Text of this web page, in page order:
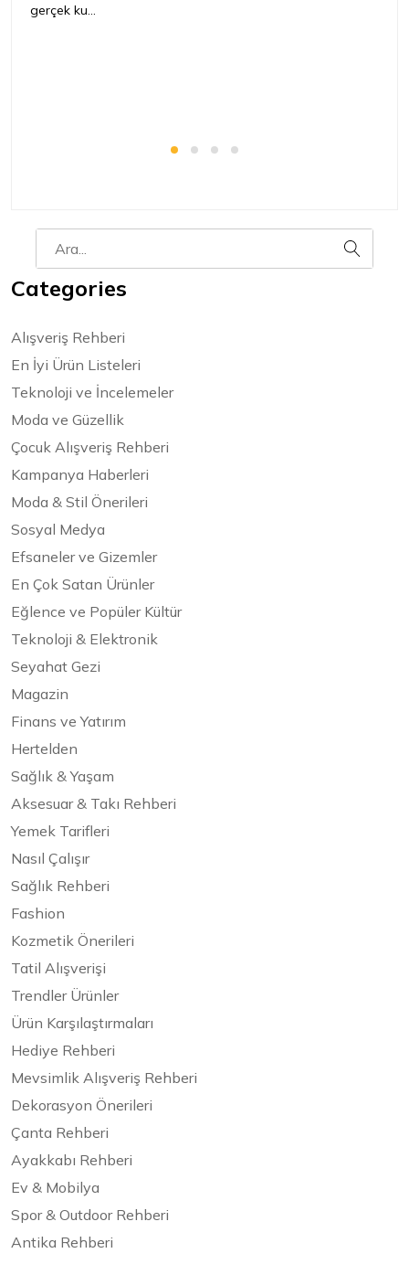
gerçek ku...
Categories
Alışveriş Rehberi
En İyi Ürün Listeleri
Teknoloji ve İncelemeler
Moda ve Güzellik
Çocuk Alışveriş Rehberi
Kampanya Haberleri
Moda & Stil Önerileri
Sosyal Medya
Efsaneler ve Gizemler
En Çok Satan Ürünler
Eğlence ve Popüler Kültür
Teknoloji & Elektronik
Seyahat Gezi
Magazin
Finans ve Yatırım
Hertelden
Sağlık & Yaşam
Aksesuar & Takı Rehberi
Yemek Tarifleri
Nasıl Çalışır
Sağlık Rehberi
Fashion
Kozmetik Önerileri
Tatil Alışverişi
Trendler Ürünler
Ürün Karşılaştırmaları
Hediye Rehberi
Mevsimlik Alışveriş Rehberi
Dekorasyon Önerileri
Çanta Rehberi
Ayakkabı Rehberi
Ev & Mobilya
Spor & Outdoor Rehberi
Antika Rehberi